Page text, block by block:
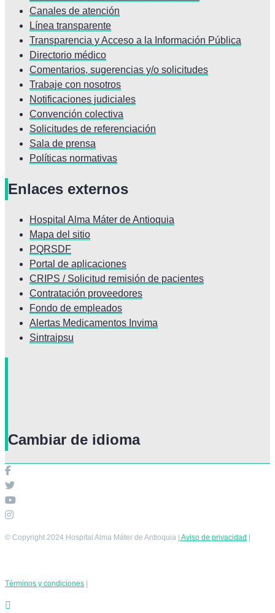
Canales de atención
Línea transparente
Transparencia y Acceso a la Información Pública
Directorio médico
Comentarios, sugerencias y/o solicitudes
Trabaje con nosotros
Notificaciones judiciales
Convención colectiva
Solicitudes de referenciación
Sala de prensa
Políticas normativas
Enlaces externos
Hospital Alma Máter de Antioquia
Mapa del sitio
PQRSDF
Portal de aplicaciones
CRIPS / Solicitud remisión de pacientes
Contratación proveedores
Fondo de empleados
Alertas Medicamentos Invima
Sintraipsu
Cambiar de idioma
© Copyright 2024 Hospital Alma Máter de Antioquia | Aviso de privacidad
Términos y condiciones |